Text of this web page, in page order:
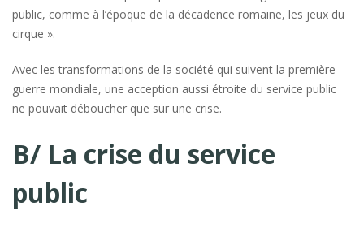
public, comme à l’époque de la décadence romaine, les jeux du
cirque ».
Avec les transformations de la société qui suivent la première
guerre mondiale, une acception aussi étroite du service public
ne pouvait déboucher que sur une crise.
B/ La crise du service
public